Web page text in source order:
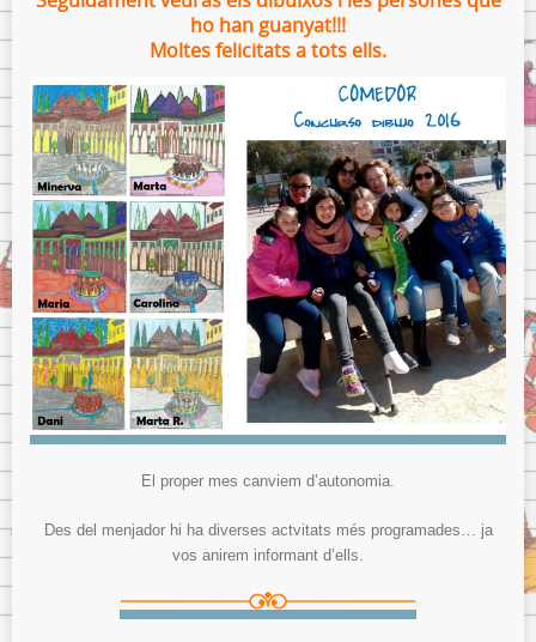
ITACA per les famílies
ITACA pels docents
Avís Legal
Sobre la Protecció de Dades.
ho han guanyat!!!
Moltes felicitats a tots ells.
El proper mes canviem d’autonomia.
Des del menjador hi ha diverses actvitats més programades… ja
vos anirem informant d’ells.